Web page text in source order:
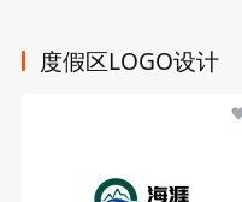
度假区LOGO设计